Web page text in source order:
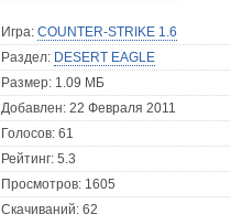
Игра: COUNTER-STRIKE 1.6
Раздел: DESERT EAGLE
Размер: 1.09 МБ
Добавлен: 22 Февраля 2011
Голосов: 61
Рейтинг: 5.3
Просмотров: 1605
Скачиваний: 62